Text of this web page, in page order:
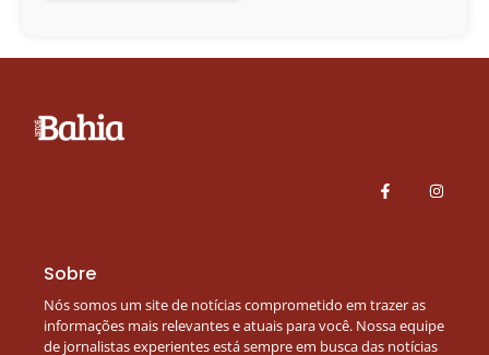
Sobre
Nós somos um site de notícias comprometido em trazer as
informações mais relevantes e atuais para você. Nossa equipe
de jornalistas experientes está sempre em busca das notícias